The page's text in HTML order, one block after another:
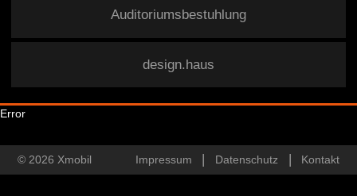
Auditoriumsbestuhlung
design.haus
Error
© 2026 Xmobil Impressum Datenschutz Kontakt